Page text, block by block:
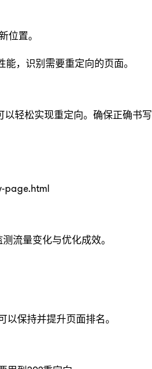
位置。
，识别需要重定向的页面。
轻松实现重定向。确保正确书
page.html
流量变化与优化成效。
保持并提升页面排名。